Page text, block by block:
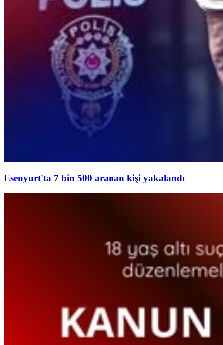
Esenyurt'ta 7 bin 500 aranan kişi yakalandı